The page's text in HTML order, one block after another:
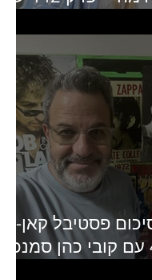
פסטיבל קאן-
פרק 441 עם קובי כהן